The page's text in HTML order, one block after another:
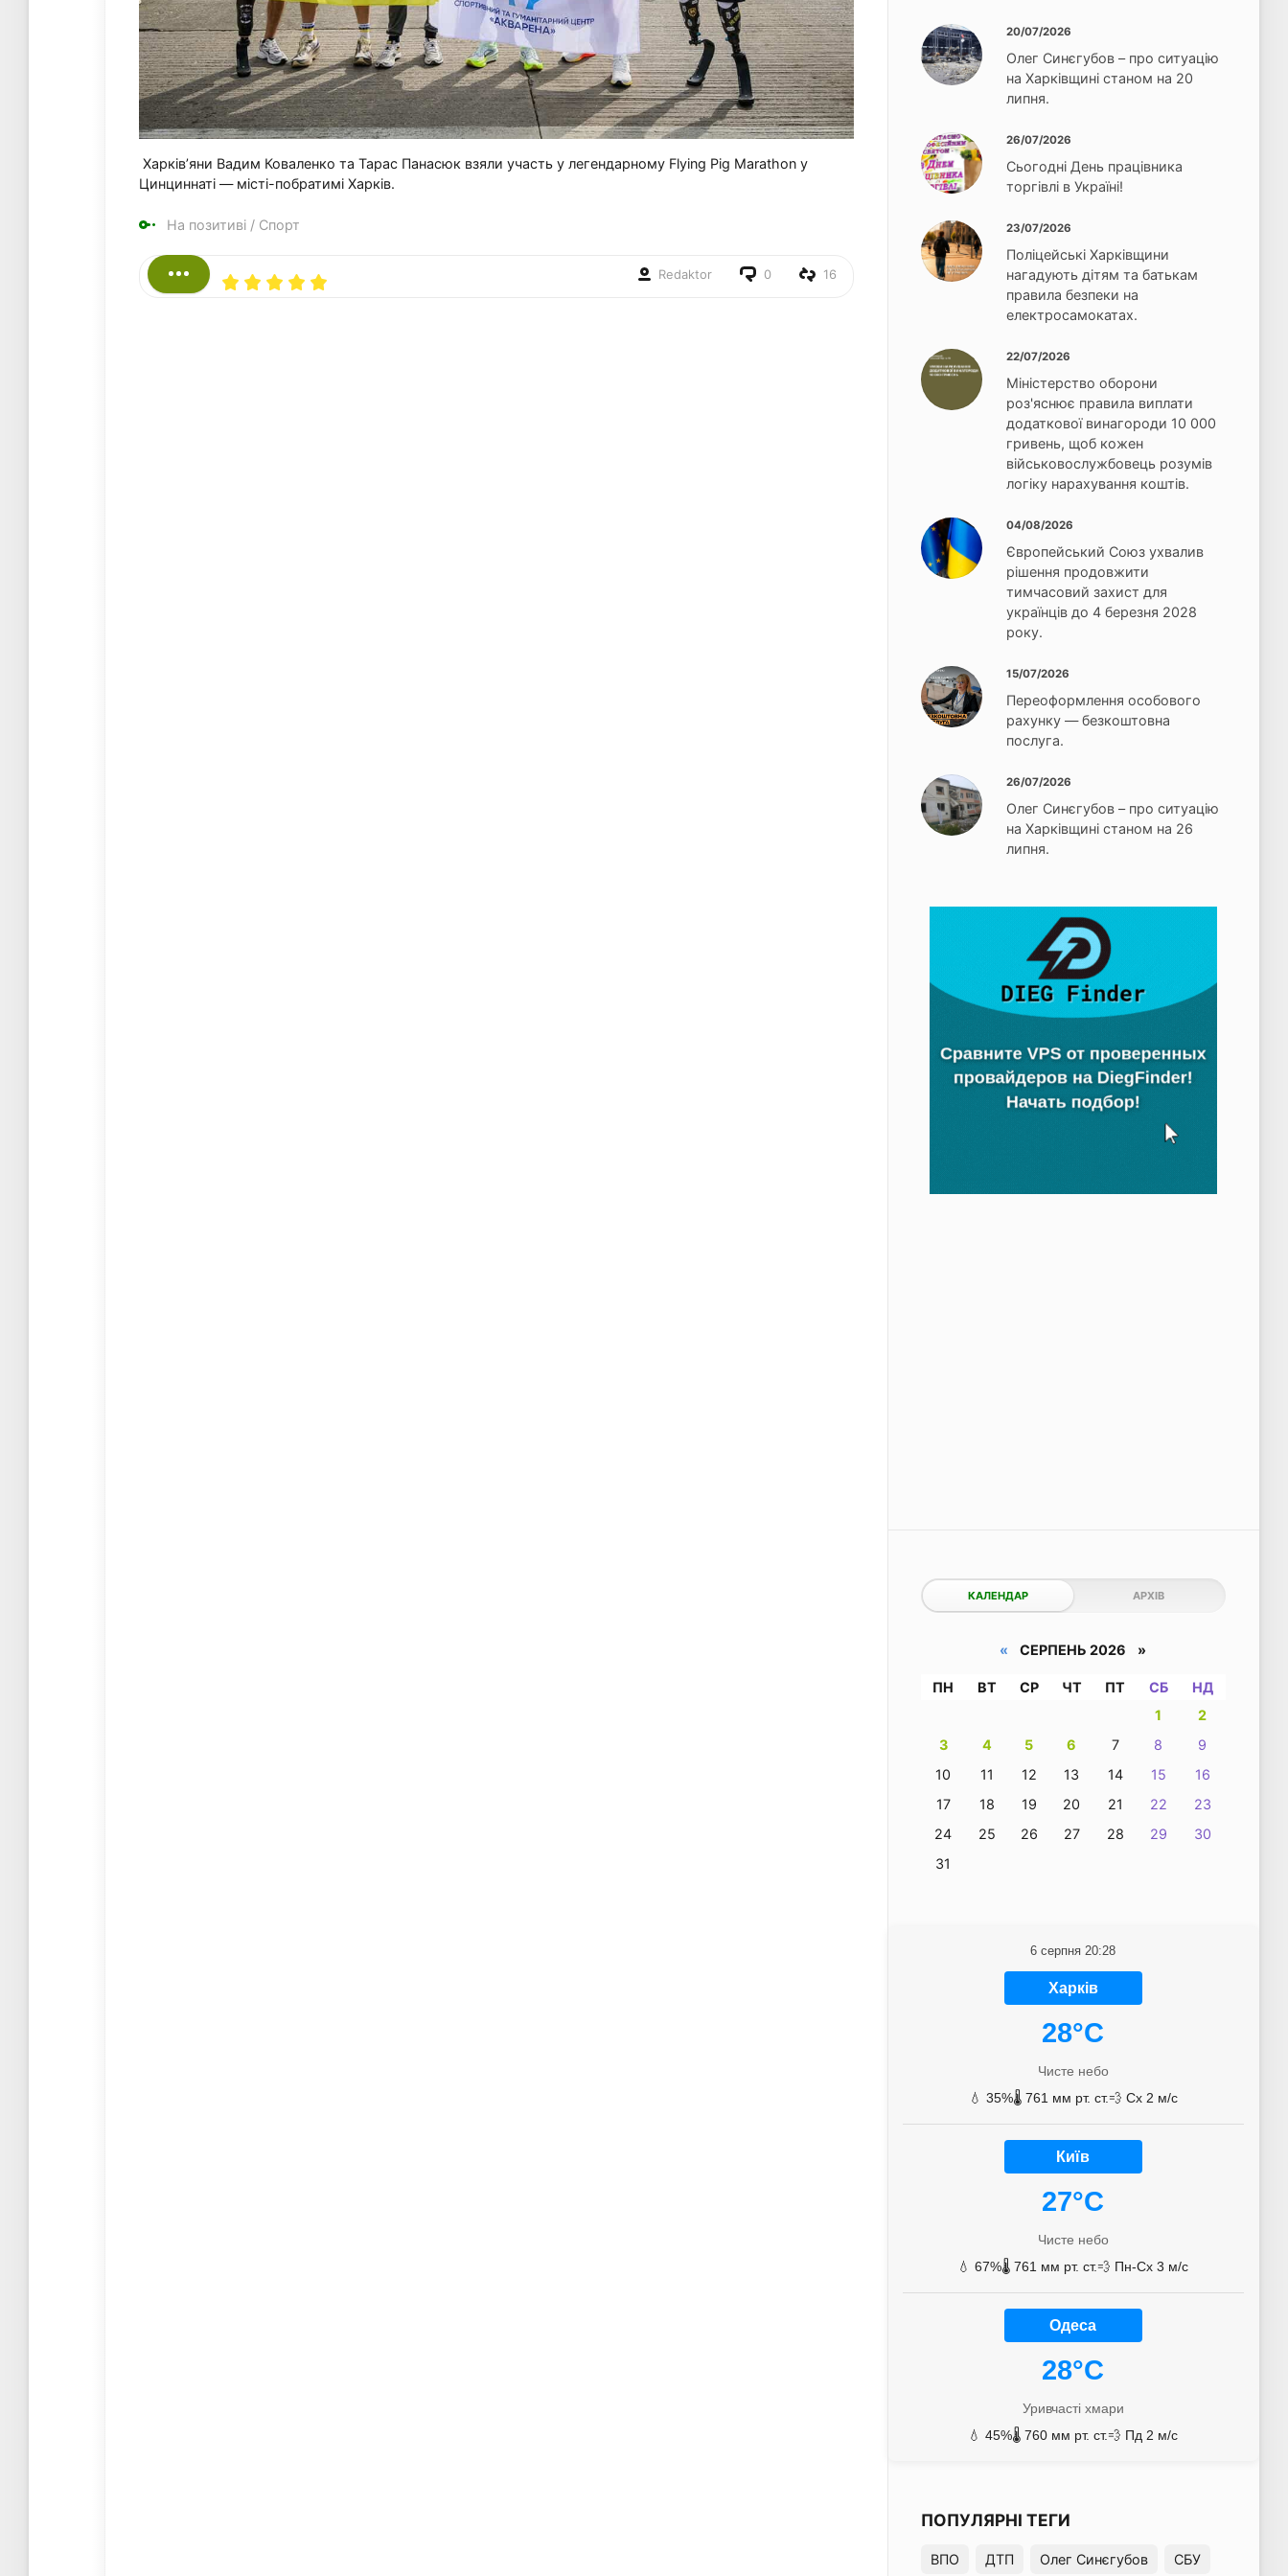
Харків’яни Вадим Коваленко та Тарас Панасюк взяли участь у легендарному Flying Pig Marathon у
Цинциннаті — місті-побратимі Харків.
На позитиві / Спорт
Redaktor 0 16
20/07/2026
Олег Синєгубов – про ситуацію
на Харківщині станом на 20
липня.
26/07/2026
Сьогодні День працівника
торгівлі в Україні!
23/07/2026
Поліцейські Харківщини
нагадують дітям та батькам
правила безпеки на
електросамокатах.
22/07/2026
Міністерство оборони
роз'яснює правила виплати
додаткової винагороди 10 000
гривень, щоб кожен
військовослужбовець розумів
логіку нарахування коштів.
04/08/2026
Європейський Союз ухвалив
рішення продовжити
тимчасовий захист для
українців до 4 березня 2028
року.
15/07/2026
Переоформлення особового
рахунку — безкоштовна
послуга.
26/07/2026
Олег Синєгубов – про ситуацію
на Харківщині станом на 26
липня.
КАЛЕНДАР АРХІВ
« СЕРПЕНЬ 2026 »
ПН ВТ СР ЧТ ПТ СБ
НД
1
2
3
4 5 6 7 8
9
10
11 12 13 14 15
16
17
18 19 20 21 22
23
24
25 26 27 28 29
30
31
6 серпня 20:28
Харків
28°C
Чисте небо
💧 35%🌡️ 761 мм рт. ст.💨 Сх 2 м/с
Київ
27°C
Чисте небо
💧 67%🌡️ 761 мм рт. ст.💨 Пн-Сх 3 м/с
Одеса
28°C
Уривчасті хмари
💧 45%🌡️ 760 мм рт. ст.💨 Пд 2 м/с
ПОПУЛЯРНІ ТЕГИ
ВПО ДТП Олег Синєгубов СБУ